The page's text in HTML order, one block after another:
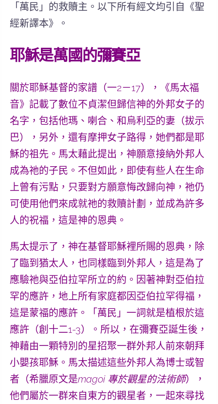
「萬民」的救贖主。 以下所有經文均引自《聖
經新譯本》。
耶穌是萬國的彌賽亞
關於耶穌基督的家譜（一2－17），《馬太福
音》記載了數位不貞潔但歸信神的外邦女子的
名字 ，包括他瑪、喇合、和烏利亞的妻（拔示
巴），另外，還有摩押女子路得，她們都是耶
穌的祖先。馬太藉此提出，神願意接納外邦人
成為祂的子民。不但如此，即使有些人在生命
上曾有污點，只要對方願意悔改歸向神，祂仍
可使用他們來成就祂的救贖計劃，並成為許多
人的祝福，這是神的恩典。
馬太提示了，神在基督耶穌裡所賜的恩典，除
了臨到猶太人，也同樣臨到外邦人，這是為了
應驗祂與亞伯拉罕所立的約 。因著神對亞伯拉
罕的應許，地上所有家庭都因亞伯拉罕得福，
這是蒙福的應許。
「萬民」 一詞就是植根於這
應許（創十二1-3）。所以，在彌賽亞誕生後，
神藉由一顆特別的星招聚一群外邦人前來朝拜
小嬰孩耶穌。馬太描述這些外邦人為博士或智
者 （希臘原文是magoi 專於觀星的法術師），
他們屬於一群來自東方的觀星者，一起來尋找